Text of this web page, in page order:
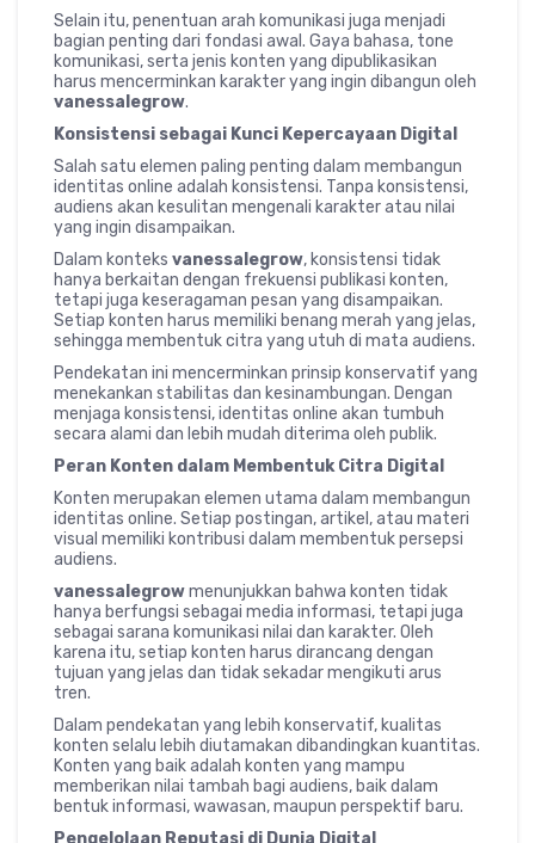
Selain itu, penentuan arah komunikasi juga menjadi
bagian penting dari fondasi awal. Gaya bahasa, tone
komunikasi, serta jenis konten yang dipublikasikan
harus mencerminkan karakter yang ingin dibangun oleh
vanessalegrow.
Konsistensi sebagai Kunci Kepercayaan Digital
Salah satu elemen paling penting dalam membangun
identitas online adalah konsistensi. Tanpa konsistensi,
audiens akan kesulitan mengenali karakter atau nilai
yang ingin disampaikan.
Dalam konteks vanessalegrow, konsistensi tidak
hanya berkaitan dengan frekuensi publikasi konten,
tetapi juga keseragaman pesan yang disampaikan.
Setiap konten harus memiliki benang merah yang jelas,
sehingga membentuk citra yang utuh di mata audiens.
Pendekatan ini mencerminkan prinsip konservatif yang
menekankan stabilitas dan kesinambungan. Dengan
menjaga konsistensi, identitas online akan tumbuh
secara alami dan lebih mudah diterima oleh publik.
Peran Konten dalam Membentuk Citra Digital
Konten merupakan elemen utama dalam membangun
identitas online. Setiap postingan, artikel, atau materi
visual memiliki kontribusi dalam membentuk persepsi
audiens.
vanessalegrowmenunjukkan bahwa konten tidak
hanya berfungsi sebagai media informasi, tetapi juga
sebagai sarana komunikasi nilai dan karakter. Oleh
karena itu, setiap konten harus dirancang dengan
tujuan yang jelas dan tidak sekadar mengikuti arus
tren.
Dalam pendekatan yang lebih konservatif, kualitas
konten selalu lebih diutamakan dibandingkan kuantitas.
Konten yang baik adalah konten yang mampu
memberikan nilai tambah bagi audiens, baik dalam
bentuk informasi, wawasan, maupun perspektif baru.
Pengelolaan Reputasi di Dunia Digital